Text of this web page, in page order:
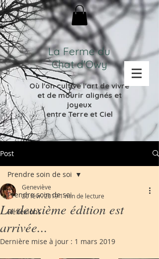
La Ferme du
Chat d'Owy
Où l'on cultive l'art de vivre
et de mourir alignés et
joyeux
entre Terre et Ciel
Post
Prendre soin de soi
Réflexions
Prendre soin de soi
La deuxième édition est
arrivée...
Geneviève
20 févr. 20191 min de lecture
Dernière mise à jour : 1 mars 2019